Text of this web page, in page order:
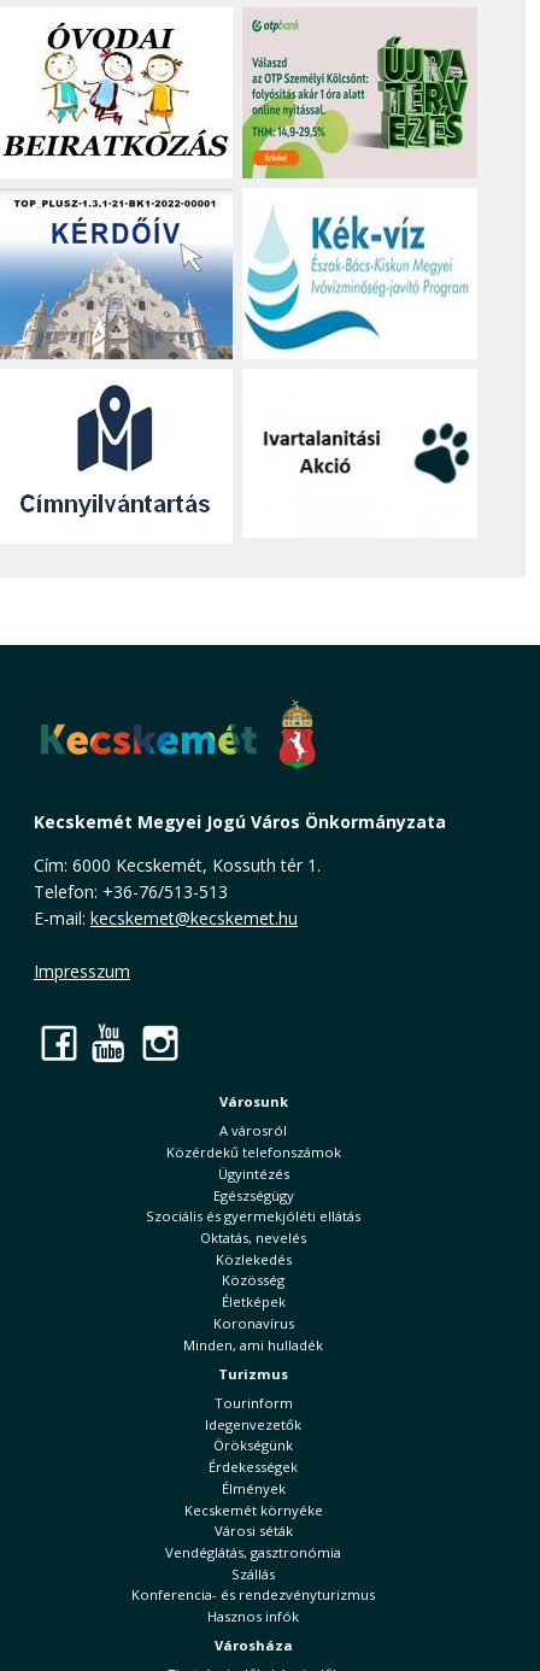
Kecskemét Megyei Jogú Város Önkormányzata
Cím: 6000 Kecskemét, Kossuth tér 1.
Telefon: +36-76/513-513
E-mail: kecskemet@kecskemet.hu
Impresszum
Facebook
YouTube
Városunk
A városról
Közérdekű telefonszámok
Ügyintézés
Egészségügy
Szociális és gyermekjóléti ellátás
Oktatás, nevelés
Közlekedés
Közösség
Életképek
Koronavírus
Minden, ami hulladék
Turizmus
Tourinform
Idegenvezetők
Örökségünk
Érdekességek
Élmények
Kecskemét környéke
Városi séták
Vendéglátás, gasztronómia
Szállás
Konferencia- és rendezvényturizmus
Hasznos infók
Városháza